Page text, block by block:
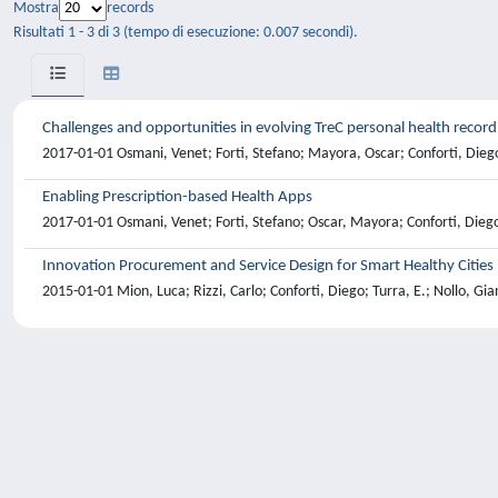
Mostra
records
Risultati 1 - 3 di 3 (tempo di esecuzione: 0.007 secondi).
Challenges and opportunities in evolving TreC personal health
2017-01-01 Osmani, Venet; Forti, Stefano; Mayora, Oscar; Conforti,
Enabling Prescription-based Health Apps
2017-01-01 Osmani, Venet; Forti, Stefano; Oscar, Mayora; Conforti,
Innovation Procurement and Service Design for Smart Healthy Cities
2015-01-01 Mion, Luca; Rizzi, Carlo; Conforti, Diego; Turra, E.; Nollo,